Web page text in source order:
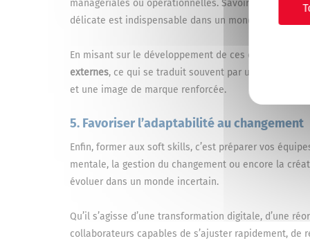
managériales ou opérationnelles. Savoir écouter,
délicate est indispensable dans un monde du travail
En misant sur le développement de ces
externes, ce qui se traduit souvent par une
et une image de marque renforcée.
5. Favoriser l’adaptabilité au changement
Enfin, former aux soft skills, c’est préparer vos
mentale, la gestion du changement ou encore la
évoluer dans un monde incertain.
Qu’il s’agisse d’une transformation digitale, d’une
collaborateurs capables de s’ajuster rapidement,